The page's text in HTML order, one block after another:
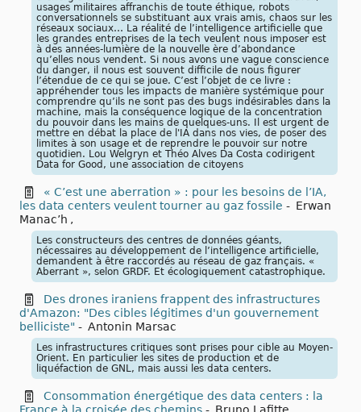
usages militaires affranchis de toute éthique, robots
conversationnels se substituant aux vrais amis, chaos sur les
réseaux sociaux… La réalité de l’intelligence artificielle que
les grandes entreprises de la tech veulent nous imposer est
à des années-lumière de la nouvelle ère d’abondance
qu’elles nous vendent. Si nous avons une vague conscience
du danger, il nous est souvent difficile de nous figurer
l’étendue de ce qui se joue. C’est l’objet de ce livre :
appréhender tous les impacts de manière systémique pour
comprendre qu’ils ne sont pas des bugs indésirables dans la
machine, mais la conséquence logique de la concentration
du pouvoir dans les mains de quelques-uns. Il est urgent de
mettre en débat la place de l'IA dans nos vies, de poser des
limites à son usage et de reprendre le pouvoir sur notre
quotidien. Lou Welgryn et Théo Alves Da Costa codirigent
Data for Good, une association de citoyens
« C’est une aberration » : pour les besoins de l’IA,
les data centers veulent tourner au gaz fossile - Erwan
Manac’h ,
Les constructeurs des centres de données géants,
nécessaires au développement de l’intelligence artificielle,
demandent à être raccordés au réseau de gaz français. «
Aberrant », selon GRDF. Et écologiquement catastrophique.
Des drones iraniens frappent des infrastructures
d'Amazon: "Des cibles légitimes d'un gouvernement
belliciste" - Antonin Marsac
Les infrastructures critiques sont prises pour cible au Moyen-
Orient. En particulier les sites de production et de
liquéfaction de GNL, mais aussi les data centers.
Consommation énergétique des data centers : la